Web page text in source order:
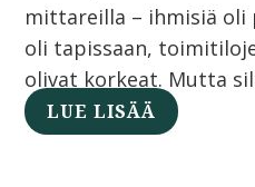
mittareilla – ihmisiä
oli tapissaan,
olivat korkeat. Mutta
LUE LISÄÄ